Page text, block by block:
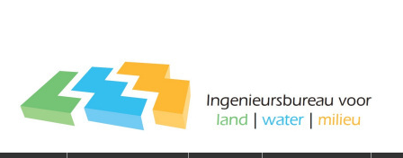
land, water, milieu - Heiloo